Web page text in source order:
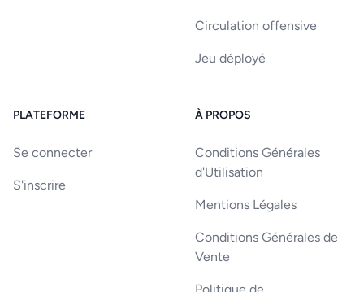
Circulation offensive
Jeu déployé
PLATEFORME
Se connecter
S'inscrire
À PROPOS
Conditions Générales
d'Utilisation
Mentions Légales
Conditions Générales de
Vente